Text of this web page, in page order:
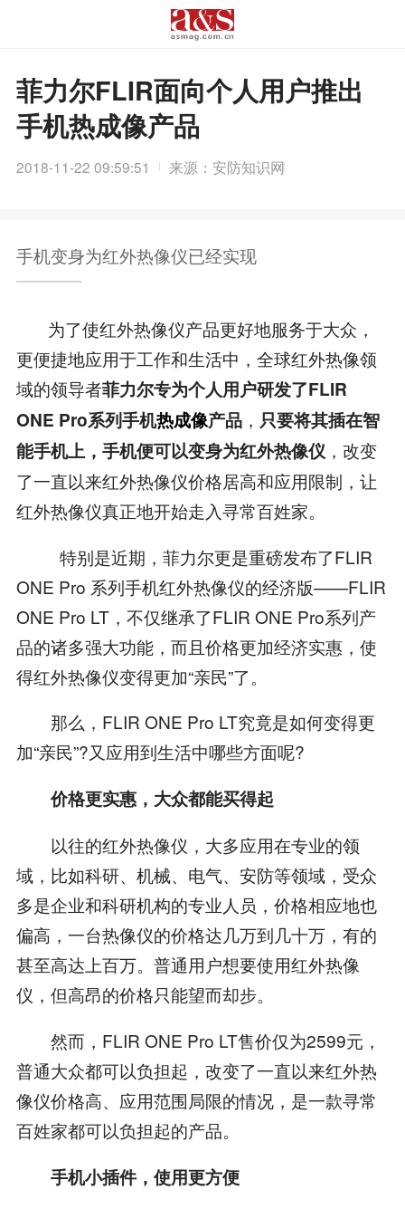
菲力尔FLIR面向个人用户推出
手机热成像产品
2018-11-22 09:59:51 来源：安防知识网
手机变身为红外热像仪已经实现
为了使红外热像仪产品更好地服务于大众，
更便捷地应用于工作和生活中，全球红外热像领
域的领导者菲力尔专为个人用户研发了FLIR
ONE Pro系列手机热成像产品， 只要将其插在智
能手机上，手机便可以变身为红外热像仪 ，改变
了一直以来红外热像仪价格居高和应用限制，让
红外热像仪真正地开始走入寻常百姓家。
特别是近期，菲力尔更是重磅发布了FLIR
ONE Pro 系列手机红外热像仪的经济版——FLIR
ONE Pro LT，不仅继承了FLIR ONE Pro系列产
品的诸多强大功能，而且价格更加经济实惠，使
得红外热像仪变得更加“亲民”了。
那么，FLIR ONE Pro LT究竟是如何变得更
加“亲民”?又应用到生活中哪些方面呢?
价格更实惠，大众都能买得起
以往的红外热像仪，大多应用在专业的领
域，比如科研、机械、电气、安防等领域，受众
多是企业和科研机构的专业人员，价格相应地也
偏高，一台热像仪的价格达几万到几十万，有的
甚至高达上百万。普通用户想要使用红外热像
仪，但高昂的价格只能望而却步。
然而，FLIR ONE Pro LT售价仅为2599元，
普通大众都可以负担起，改变了一直以来红外热
像仪价格高、应用范围局限的情况，是一款寻常
百姓家都可以负担起的产品。
手机小插件，使用更方便